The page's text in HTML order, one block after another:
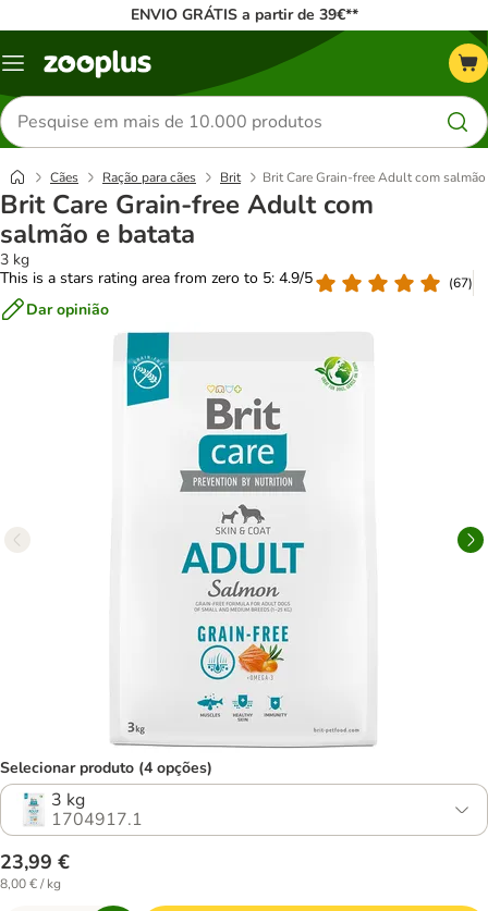
ENVIO GRÁTIS a partir de 39€**
Menu
Pesquisar
produtos
Cães Ração para cães Brit Brit Care Grain-free Adult com salmão
Brit Care Grain-free Adult com
salmão e batata
3 kg
This is a stars rating area from zero to 5: 4.9/5
(67)
Dar opinião
Selecionar produto (4 opções)
3 kg
1704917.1
23,99 €
8,00 € / kg